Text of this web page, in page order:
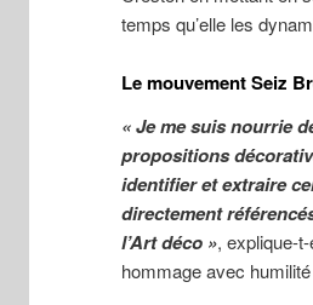
temps qu’elle les
Le mouvement Seiz
« Je me suis nourrie
propositions
identifier et extraire
directement
l’Art déco », explique-
hommage avec